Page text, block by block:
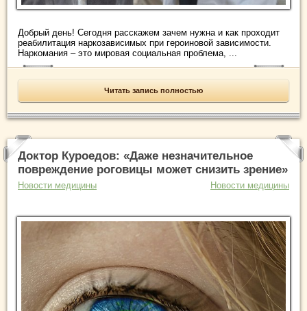
Добрый день! Сегодня расскажем зачем нужна и как проходит
реабилитация наркозависимых при героиновой зависимости.
Наркомания – это мировая социальная проблема, ...
Читать запись полностью
Доктор Куроедов: «Даже незначительное
повреждение роговицы может снизить зрение»
Новости медицины Новости медицины